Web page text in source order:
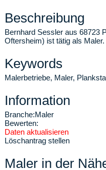
Beschreibung
Bernhard Sessler aus 68723
Oftersheim) ist tätig als Maler.
Keywords
Malerbetriebe, Maler,
Information
Branche:Maler
Bewerten:
Daten aktualisieren
Löschantrag stellen
Maler in der